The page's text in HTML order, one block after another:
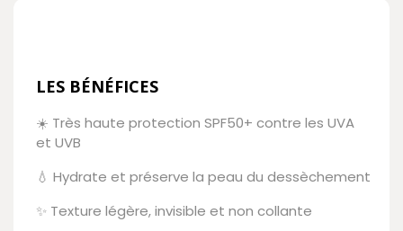
LES BÉNÉFICES
☀️ Très haute protection SPF50+ contre les UVA
et UVB
💧 Hydrate et préserve la peau du dessèchement
✨ Texture légère, invisible et non collante